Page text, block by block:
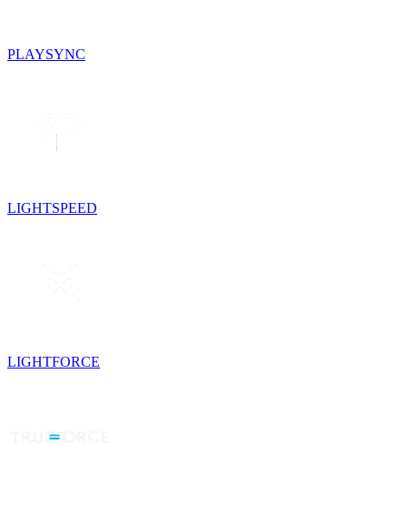
PLAYSYNC
LIGHTSPEED
LIGHTFORCE